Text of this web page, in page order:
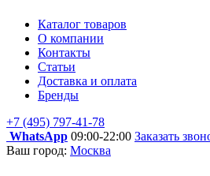
Каталог товаров
О компании
Контакты
Статьи
Доставка и оплата
Бренды
+7 (495) 797-41-78
WhatsApp 09:00-22:00 Заказать
Ваш город: Москва